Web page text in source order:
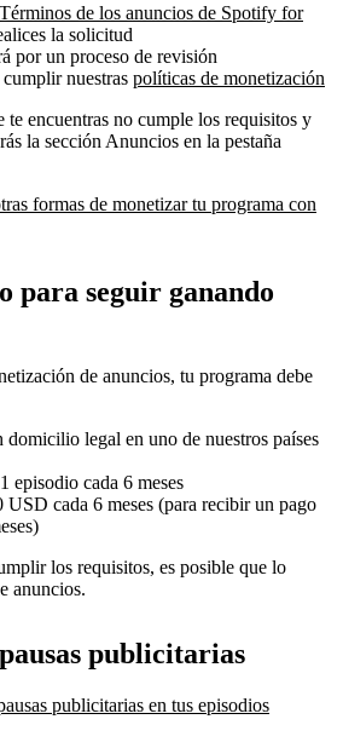
Términos de los anuncios de Spotify for
la solicitud
por un proceso de revisión
nuestras políticas de monetización
te encuentras no cumple los requisitos y
la sección Anuncios en la pestaña
formas de monetizar tu programa con
para seguir ganando
de anuncios, tu programa debe
domicilio legal en uno de nuestros países
episodio cada 6 meses
USD cada 6 meses (para recibir un pago
los requisitos, es posible que lo
anuncios.
publicitarias
publicitarias en tus episodios